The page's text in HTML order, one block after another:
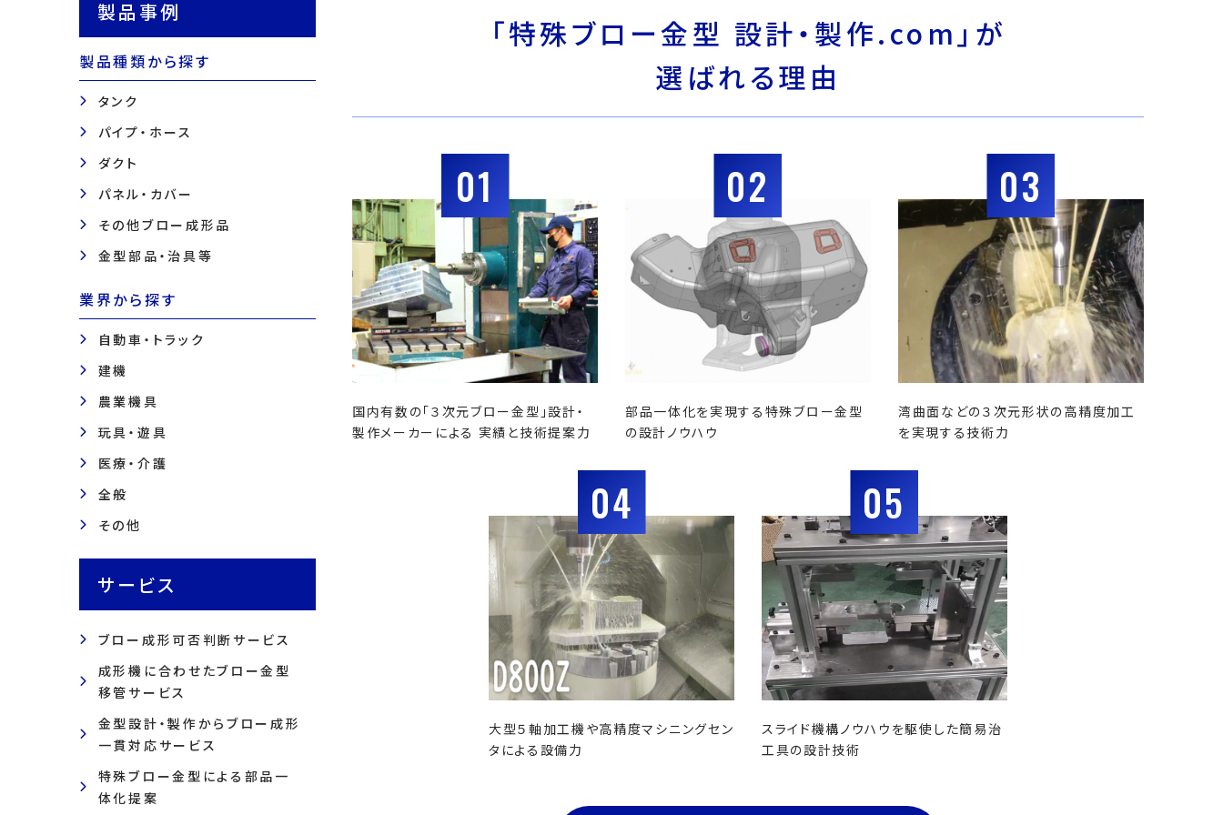
製品事例
製品種類から探す
タンク
パイプ・ホース
ダクト
パネル・カバー
その他ブロー成形品
金型部品・治具等
業界から探す
自動車・トラック
建機
農業機具
玩具・遊具
医療・介護
全般
その他
サービス
ブロー成形可否判断サービス
成形機に合わせたブロー金型
移管サービス
金型設計・製作からブロー成形
一貫対応サービス
特殊ブロー金型による部品一
体化提案
「特殊ブロー金型 設計・製作.com」が
選ばれる理由
01
国内有数の「３次元ブロー金型」設計・
製作メーカーによる 実績と技術提案力
02
部品一体化を実現する特殊ブロー金型
の設計ノウハウ
03
湾曲面などの３次元形状の高精度加工
を実現する技術力
04
大型５軸加工機や高精度マシニングセン
タによる設備力
05
スライド機構ノウハウを駆使した簡易治
工具の設計技術